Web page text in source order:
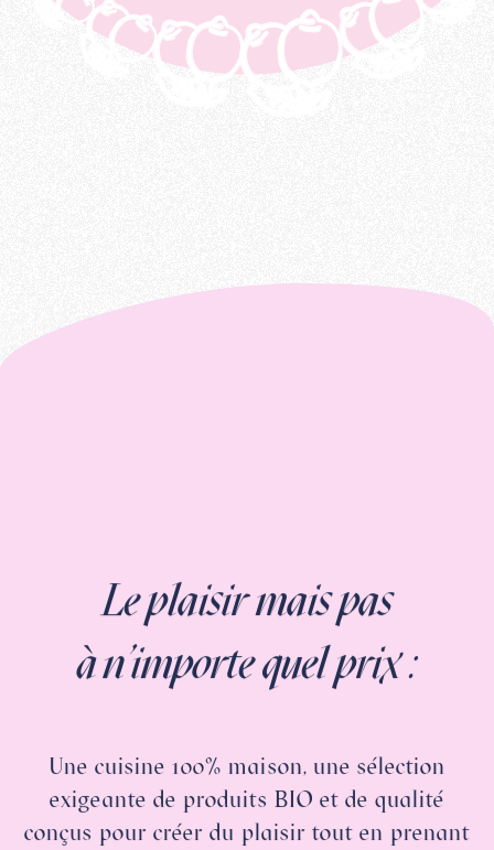
Le plaisir mais pas
àn’importe quel prix :
Une cuisine 100% maison, une sélection
exigeante de produits BIO et de qualité
conçus pour créer du plaisir tout en prenant